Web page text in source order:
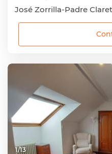
José Zorrilla-Padre
1/13